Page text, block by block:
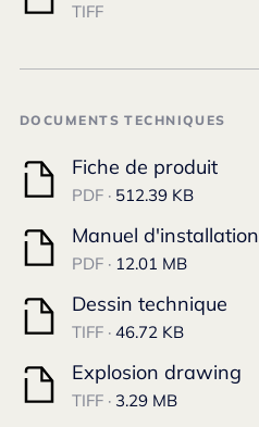
TIFF
DOCUMENTS TECHNIQUES
Fiche de produit
PDF · 512.39 KB
Manuel d'installation
PDF · 12.01 MB
Dessin technique
TIFF · 46.72 KB
Explosion drawing
TIFF · 3.29 MB